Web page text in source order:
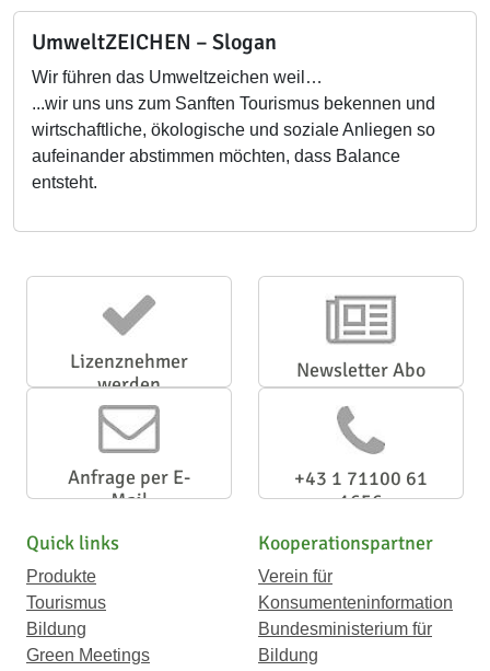
UmweltZEICHEN – Slogan
Wir führen das Umweltzeichen weil…
...wir uns uns zum Sanften Tourismus bekennen und
wirtschaftliche, ökologische und soziale Anliegen so
aufeinander abstimmen möchten, dass Balance
entsteht.
Lizenznehmer
werden
Newsletter Abo
Anfrage per E-
Mail
+43 1 71100 61
1656
Quick links
Produkte
Tourismus
Bildung
Green Meetings
Kooperationspartner
Verein für
Konsumenteninformation
Bundesministerium für
Bildung